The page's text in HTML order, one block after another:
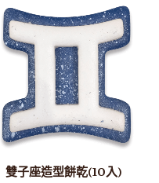
雙子座造型餅乾(10入)